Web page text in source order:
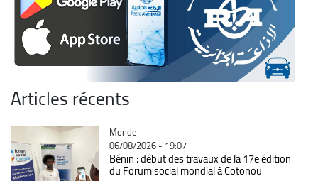
Articles récents
Catégorie
Monde
06/08/2026 - 19:07
Bénin : début des travaux de la 17e édition
du Forum social mondial à Cotonou